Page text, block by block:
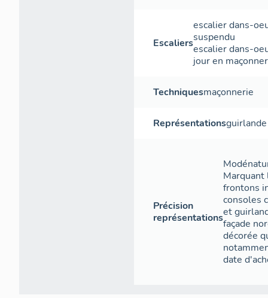
Escaliers
escalier dans-
suspendu
escalier dans-
jouren
Techniquesmaçonnerie
Représentationsguirlande
Précision
représentations
Marquant
frontons
consoles
et
façade
décorée
date